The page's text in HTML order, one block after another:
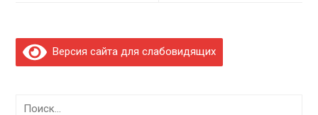
Версия сайта для слабовидящих
Найти: